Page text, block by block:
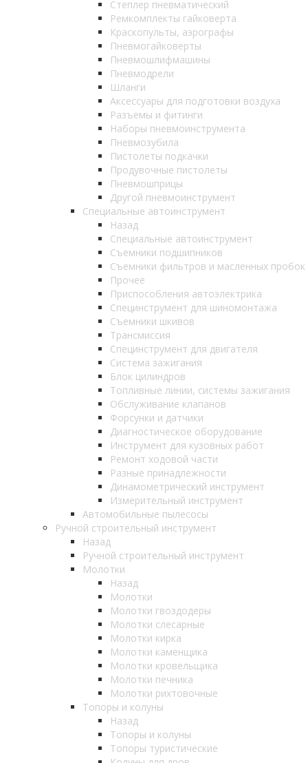
Степлер пневматический
Ремкомплекты гайковерта
Краскопульты, аэрографы
Пневмогайковерты
Пневмошлифмашины
Пневмодрели
Шланги
Аксессуары для подготовки воздуха
Разъемы и фитинги
Наборы пневмоинструмента
Пневмозубила
Пистолеты подкачки
Продувочные пистолеты
Пневмошприцы
Другой пневмоинструмент
Специальные автоинструмент
Назад
Специальные автоинструмент
Съемники подшипников
Съемники фильтров и масленных пробок
Прочее
Приспособления автоэлектрика
Специнструмент для шиномонтажа
Съемники шкивов
Трансмиссия
Специнструмент для двигателя
Система зажигания
Блок цилиндров
Топливные линии, системы зажигания
Обслуживание клапанов
Форсунки и датчики
Диагностическое оборудование
Инструмент для кузовных работ
Ремонт ходовой части
Разные принадлежности
Динамометрический инструмент
Измерительный инструмент
Автомобильные пылесосы
Ручной строительный инструмент
Назад
Ручной строительный инструмент
Молотки
Назад
Молотки
Молотки гвоздодеры
Молотки слесарные
Молотки кирка
Молотки каменщика
Молотки кровельщика
Молотки печника
Молотки рихтовочные
Топоры и колуны
Назад
Топоры и колуны
Топоры туристические